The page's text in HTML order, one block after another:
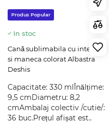
Produs Popular
In stoc
Cană sublimabila cu interior
si maneca colorat Albastra
Deshis
Capacitate: 330 mlÎnălțime:
9,5 cmDiametru: 8,2
cmAmbalaj colectiv /cutie/:
36 buc.Prețul afișat est..